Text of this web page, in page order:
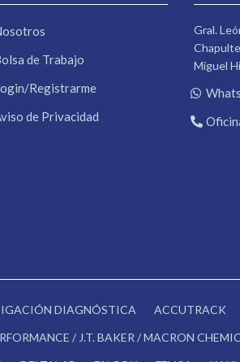
de Trabajo
Registrarme
de Privacidad
Gral.
Miguel
DIAGNÓSTICA ACCUTRACK
/ J.T. BAKER / MACRON